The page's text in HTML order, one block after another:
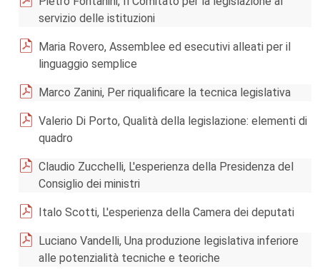
servizio delle istituzioni
Maria Rovero, Assemblee ed esecutivi alleati per il
linguaggio semplice
Marco Zanini, Per riqualificare la tecnica legislativa
Valerio Di Porto, Qualità della legislazione: elementi di
quadro
Claudio Zucchelli, L'esperienza della Presidenza del
Consiglio dei ministri
Italo Scotti, L'esperienza della Camera dei deputati
Luciano Vandelli, Una produzione legislativa inferiore
alle potenzialità tecniche e teoriche